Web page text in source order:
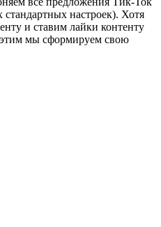
стандартных настроек). Хотя
и ставим лайки контенту
этим мы сформируем свою